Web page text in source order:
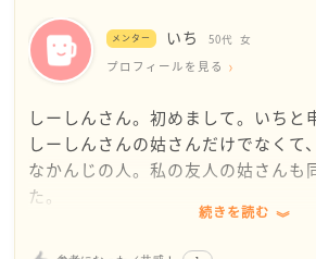
メンター いち 50代 女
プロフィールを見る
しーしんさん。初めまして。いちと
しーしんさんの姑さんだけでなくて
なかんじの人。私の友人の姑さんも
た。
このような人は、話も上手で、悪口
しく言えるんですよね。嫁の悪口言
続きを読む